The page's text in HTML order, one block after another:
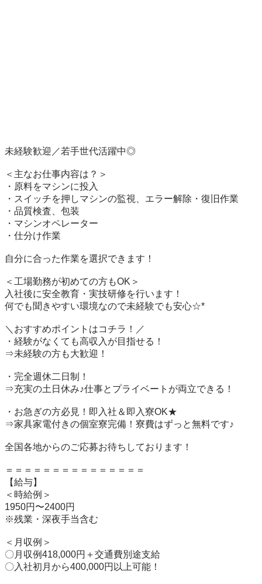
未経験歓迎／若手世代活躍中◎
＜主なお仕事内容は？＞
・原料をマシンに投入
・スイッチを押しマシンの監視、エラー解除・復旧作業
・品質検査、包装
・マシンオペレーター
・仕分け作業
自分に合った作業を選択できます！
＜工場勤務が初めての方もOK＞
入社後に安全教育・実技研修を行います！
何でも聞きやすい環境なので未経験でも安心☆*
＼おすすめポイントはコチラ！／
・経験がなくても高収入が目指せる！
⇒未経験の方も大歓迎！
・完全週休二日制！
⇒充実の土日休み♪仕事とプライベートが両立できる！
・お急ぎの方必見！即入社＆即入寮OK★
⇒家具家電付きの個室寮完備！寮費はずっと無料です♪
全国各地からのご応募お待ちしております！
＝＝＝＝＝＝＝＝＝＝＝＝＝＝＝
【給与】
＜時給例＞
1950円〜2400円
※残業・深夜手当含む
＜月収例＞
〇月収例418,000円＋交通費別途支給
〇入社初月から400,000円以上可能！